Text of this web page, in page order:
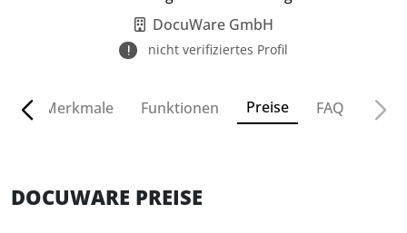
Geschäftsdokumenten.
DocuWare GmbH
nicht verifiziertes Profil
Merkmale Funktionen Preise FAQ
DOCUWARE PREISE